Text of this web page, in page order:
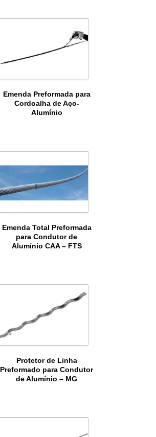
Emenda Preformada para
Cordoalha de Aço-
Alumínio
Emenda Total Preformada
para Condutor de
Alumínio CAA – FTS
Protetor de Linha
Preformado para Condutor
de Alumínio – MG